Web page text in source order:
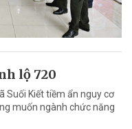
lộ 720
Suối Kiết tiềm ẩn nguy cơ
muốn ngành chức năng